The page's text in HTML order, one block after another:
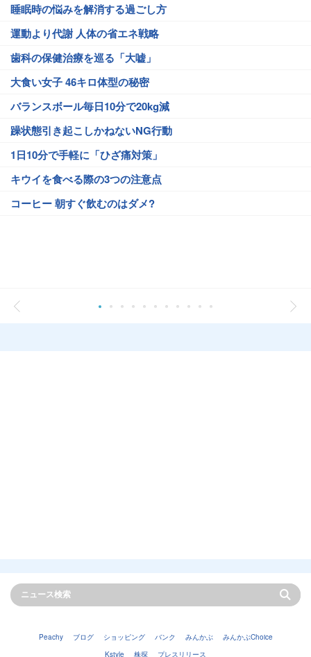
睡眠時の悩みを解消する過ごし方
運動より代謝 人体の省エネ戦略
歯科の保健治療を巡る「大嘘」
大食い女子 46キロ体型の秘密
バランスボール毎日10分で20kg減
躁状態引き起こしかねないNG行動
1日10分で手軽に「ひざ痛対策」
キウイを食べる際の3つの注意点
コーヒー 朝すぐ飲むのはダメ?
Peachy ブログ ショッピング バンク みんかぶ
みんかぶChoice
Kstyle
株探 プレスリリース